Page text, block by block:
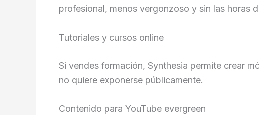
profesional, menos vergonzoso y sin las horas
Tutoriales y cursos online
Si vendes formación, Synthesia permite crear
no quiere exponerse públicamente.
Contenido para YouTube evergreen